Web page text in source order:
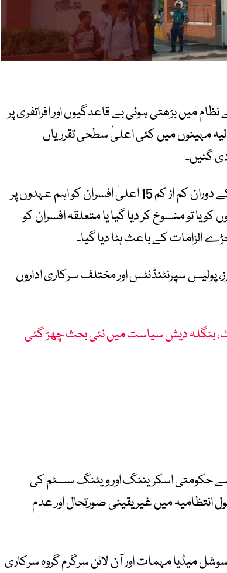
میں بڑھتی ہوئی بے قاعدگیوں اور افراتفری پر
مہینوں میں کئی اعلیٰ سطحی تقرریاں
گئیں۔
مقامی میڈیا رپورٹس کے مطابق گزشتہ 2 ماہ کے دوران کم از کم 15 اعلیٰ افسران کو اہم عہدوں پر
کو یا تو منسوخ کر دیا گیا یا متعلقہ افسران کو
الزامات کے باعث ہٹا دیا گیا۔
پولیس سپرنٹنڈنٹس اور مختلف سرکاری اداروں
بنگلہ دیش سیاست میں نئی بحث چھڑ گئی
سے حکومتی اسکریننگ اور ویٹنگ سسٹم کی
میں غیر یقینی صورتحال اور عدم
میڈیا مہمات اور آن لائن سرگرم گروہ سرکاری